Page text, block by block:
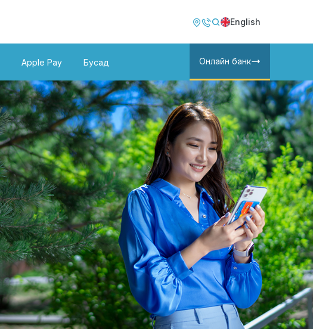
Image
Image English
Apple Pay Бусад Онлайн банк